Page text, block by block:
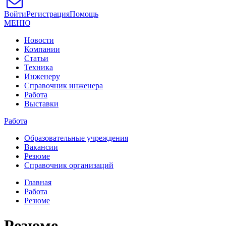
ВойтиРегистрацияПомощь
МЕНЮ
Новости
Компании
Статьи
Техника
Инженеру
Справочник инженера
Работа
Выставки
Работа
Образовательные учреждения
Вакансии
Резюме
Справочник организаций
Главная
Работа
Резюме